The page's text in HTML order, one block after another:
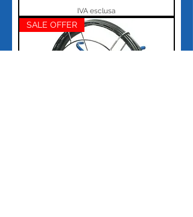
IVA esclusa
SALE OFFER